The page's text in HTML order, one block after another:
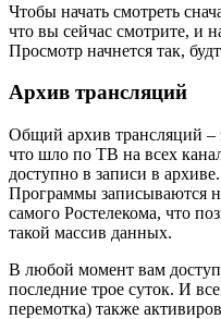
Чтобы начать смотреть
что вы сейчас смотрите, и
Просмотр начнется так,
Архив трансляций
Общий архив трансляций –
что шло по ТВ на всех
доступно в записи в
Программы записываются
самого Ростелекома, что
такой массив данных.
В любой момент вам
последние трое суток. И
перемотка) также